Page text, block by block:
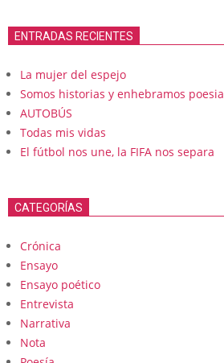
ENTRADAS RECIENTES
La mujer del espejo
Somos historias y enhebramos poesia
AUTOBÚS
Todas mis vidas
El fútbol nos une, la FIFA nos separa
CATEGORÍAS
Crónica
Ensayo
Ensayo poético
Entrevista
Narrativa
Nota